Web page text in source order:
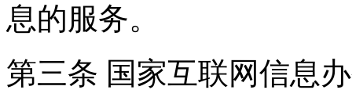
息的服务。
第三条 国家互联网信息